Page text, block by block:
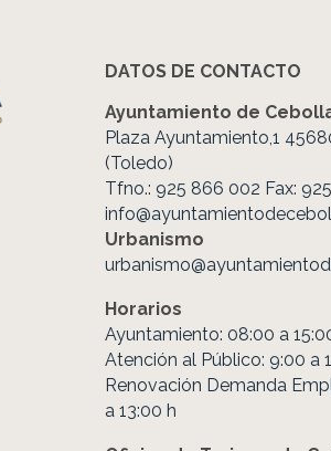
DATOS DE CONTACTO
Ayuntamiento de
Plaza Ayuntamiento,1
(Toledo)
Tfno.: 925 866 002 Fax:
Urbanismo
Horarios
Ayuntamiento: 08:00 a
Atención al Público: 9:00 a
Renovación Demanda
a 13:00 h